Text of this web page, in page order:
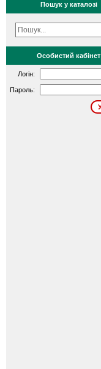
Пошук у каталозі
Особистий кабінет
Логін:
Пароль: